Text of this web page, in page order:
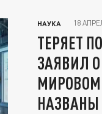
НАУКА 18
ТЕРЯЕТ
ЗАЯВИЛ
МИРОВОМ